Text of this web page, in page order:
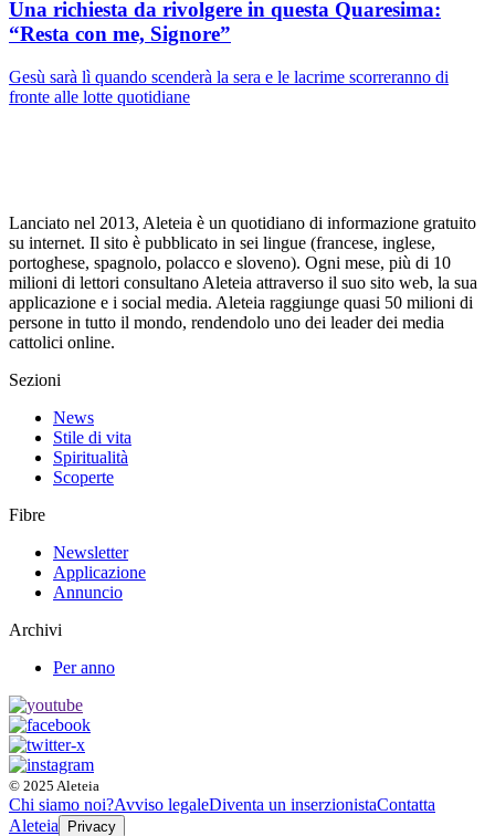
Una richiesta da rivolgere in questa Quaresima:
“Resta con me, Signore”
Gesù sarà lì quando scenderà la sera e le lacrime scorreranno di
fronte alle lotte quotidiane
Lanciato nel 2013, Aleteia è un quotidiano di informazione gratuito
su internet. Il sito è pubblicato in sei lingue (francese, inglese,
portoghese, spagnolo, polacco e sloveno). Ogni mese, più di 10
milioni di lettori consultano Aleteia attraverso il suo sito web, la sua
applicazione e i social media. Aleteia raggiunge quasi 50 milioni di
persone in tutto il mondo, rendendolo uno dei leader dei media
cattolici online.
Sezioni
News
Stile di vita
Spiritualità
Scoperte
Fibre
Newsletter
Applicazione
Annuncio
Archivi
Per anno
© 2025 Aleteia
Chi siamo noi?Avviso legaleDiventa un inserzionistaContatta
Aleteia
Privacy